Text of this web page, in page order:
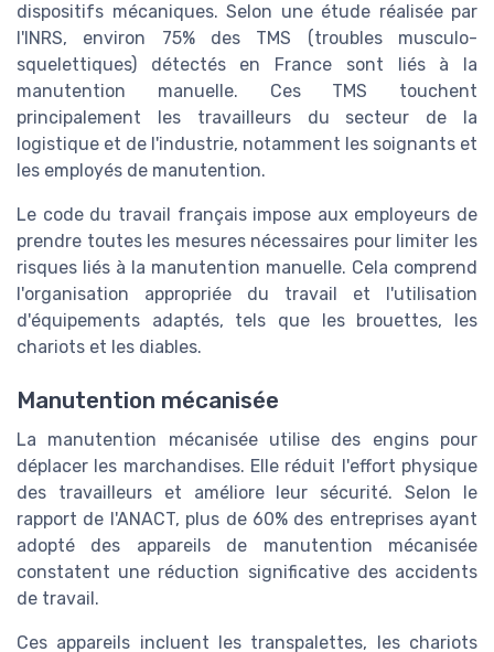
dispositifs mécaniques. Selon une étude réalisée par
l'INRS, environ 75% des TMS (troubles musculo-
squelettiques) détectés en France sont liés à la
manutention manuelle. Ces TMS touchent
principalement les travailleurs du secteur de la
logistique et de l'industrie, notamment les soignants et
les employés de manutention.
Le code du travail français impose aux employeurs de
prendre toutes les mesures nécessaires pour limiter les
risques liés à la manutention manuelle. Cela comprend
l'organisation appropriée du travail et l'utilisation
d'équipements adaptés, tels que les brouettes, les
chariots et les diables.
Manutention mécanisée
La manutention mécanisée utilise des engins pour
déplacer les marchandises. Elle réduit l'effort physique
des travailleurs et améliore leur sécurité. Selon le
rapport de l'ANACT, plus de 60% des entreprises ayant
adopté des appareils de manutention mécanisée
constatent une réduction significative des accidents
de travail.
Ces appareils incluent les transpalettes, les chariots